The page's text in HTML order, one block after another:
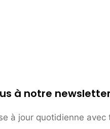
à notre
à jour quotidienne avec